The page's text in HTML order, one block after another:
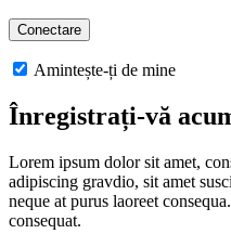
Amintește-ți de mine
Înregistrați-vă
Lorem ipsum dolor sit amet,
adipiscing gravdio, sit amet
neque at purus laoreet
consequat.